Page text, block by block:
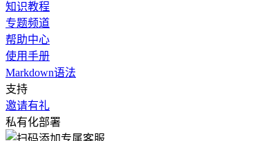
知识教程
专题频道
帮助中心
使用手册
Markdown语法
支持
邀请有礼
私有化部署